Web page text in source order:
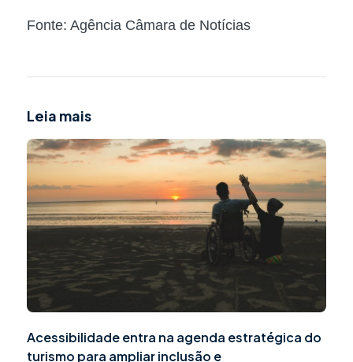
Fonte: Agência Câmara de Notícias
Leia mais
Acessibilidade entra na agenda estratégica do
turismo para ampliar inclusão e